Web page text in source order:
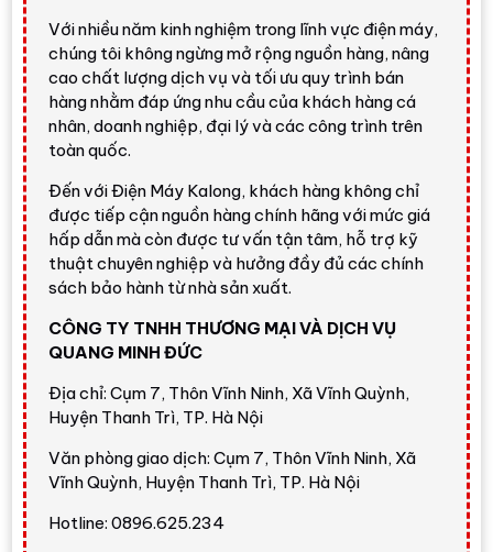
Có nên mua LG DVHP09W không?
Máy sấy bơm nhiệt LG 9 Kg DVHP09Wlà lựa chọn
đáng cân nhắc nếu bạn muốn một mẫu máy sấy 9 kg
có thiết kế trắng trang nhã, tiết kiệm điện, có kết nối
thông minh và chú trọng chăm sóc quần áo. Máy phù
hợp với người thường xuyên sấy áo sơ mi, khăn, đồ
trẻ em, đồ cotton, đồ mỏng hoặc quần áo khó khô
vào thời tiết nồm ẩm.
Điện Máy Kalong đánh giáLG DVHP09Wphù hợp
với khách hàng đang dùng hệ sinh thái LG, muốn điều
khiển máy qua điện thoại và ưu tiên các tính năng
thực dụng nhưAllergy Care
vàkhóa trẻ em
Thiết kế
LG DVHP09W
Với nhiều năm kinh nghiệm trong lĩnh vực điện máy,
chúng tôi không ngừng mở rộng nguồn hàng, nâng
cao chất lượng dịch vụ và tối ưu quy trình bán
hàng nhằm đáp ứng nhu cầu của khách hàng cá
nhân, doanh nghiệp, đại lý và các công trình trên
toàn quốc.
Đến với Điện Máy Kalong, khách hàng không chỉ
được tiếp cận nguồn hàng chính hãng với mức giá
hấp dẫn mà còn được tư vấn tận tâm, hỗ trợ kỹ
thuật chuyên nghiệp và hưởng đầy đủ các chính
sách bảo hành từ nhà sản xuất.
CÔNG TY TNHH THƯƠNG MẠI VÀ DỊCH VỤ
QUANG MINH ĐỨC
Địa chỉ: Cụm 7, Thôn Vĩnh Ninh, Xã Vĩnh Quỳnh,
Huyện Thanh Trì, TP. Hà Nội
Văn phòng giao dịch: Cụm 7, Thôn Vĩnh Ninh, Xã
Vĩnh Quỳnh, Huyện Thanh Trì, TP. Hà Nội
Hotline: 0896.625.234